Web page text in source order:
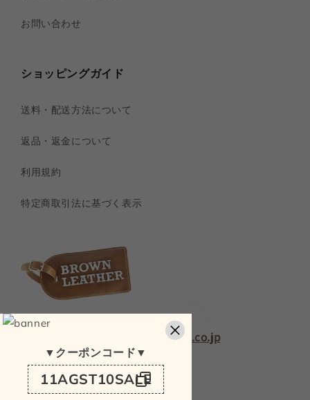
お問い合わせ
ショッピングガイド
送料・配送方法について
返品・返金について
利用規約
特定商取引法に基づく表示
TEL：
kinakomochi1128@yahoo.co.jp
InstagramTranslation
missing:
▼クーポンコード▼
11AGST10SALE